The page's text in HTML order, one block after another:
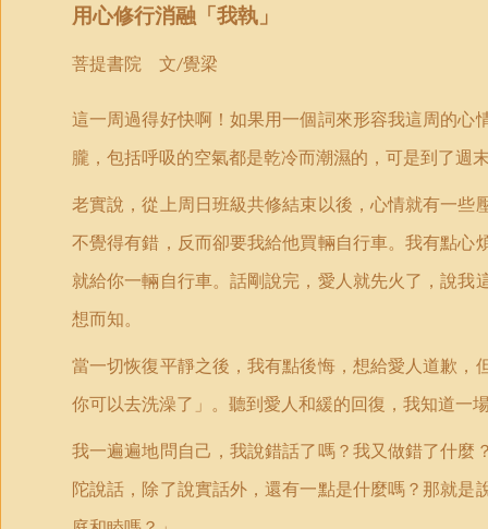
用心修行消融 「我執 」
菩提書院 文/覺梁
這一周過得好快啊！如果用一個詞來形容我這周的
朧，包括呼吸的空氣都是乾冷而潮濕的，可是到了週
老實說，從上周日班級共修結束以後，心情就有一
不覺得有錯，反而卻要我給他買輛自行車。我有點
就給你一輛自行車。話剛說完，愛人就先火了，說
想而知。
當一切恢復平靜之後，我有點後悔，想給愛人道歉
你可以去洗澡了」。聽到愛人和緩的回復，我知道一
我一遍遍地問自己，我說錯話了嗎？我又做錯了什
陀說話，除了說實話外，還有一點是什麼嗎？那就